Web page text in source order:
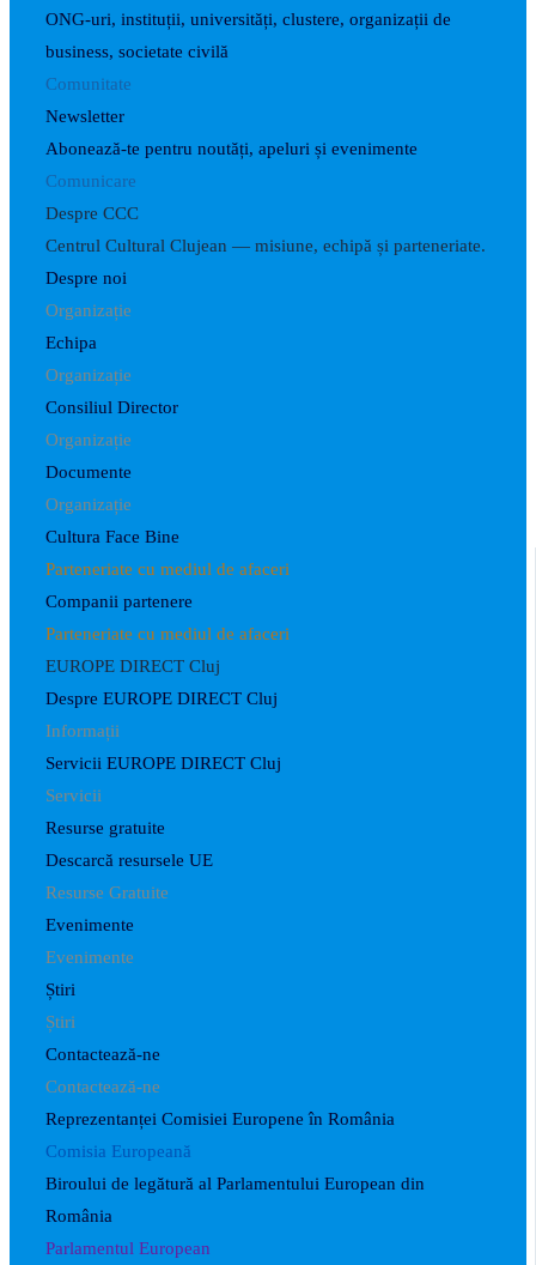
ONG-uri, instituții, universități, clustere, organizații de
business, societate civilă
Comunitate
Newsletter
Abonează-te pentru noutăți, apeluri și evenimente
Comunicare
Despre CCC
Centrul Cultural Clujean — misiune, echipă și parteneriate.
Despre noi
Organizație
Echipa
Organizație
Consiliul Director
Organizație
Documente
Organizație
Cultura Face Bine
Parteneriate cu mediul de afaceri
Companii partenere
Parteneriate cu mediul de afaceri
EUROPE DIRECT Cluj
Despre EUROPE DIRECT Cluj
Informații
Servicii EUROPE DIRECT Cluj
Servicii
Resurse gratuite
Descarcă resursele UE
Resurse Gratuite
Evenimente
Evenimente
Știri
Știri
Contactează-ne
Contactează-ne
Reprezentanței Comisiei Europene în România
Comisia Europeană
Biroului de legătură al Parlamentului European din
România
Parlamentul European